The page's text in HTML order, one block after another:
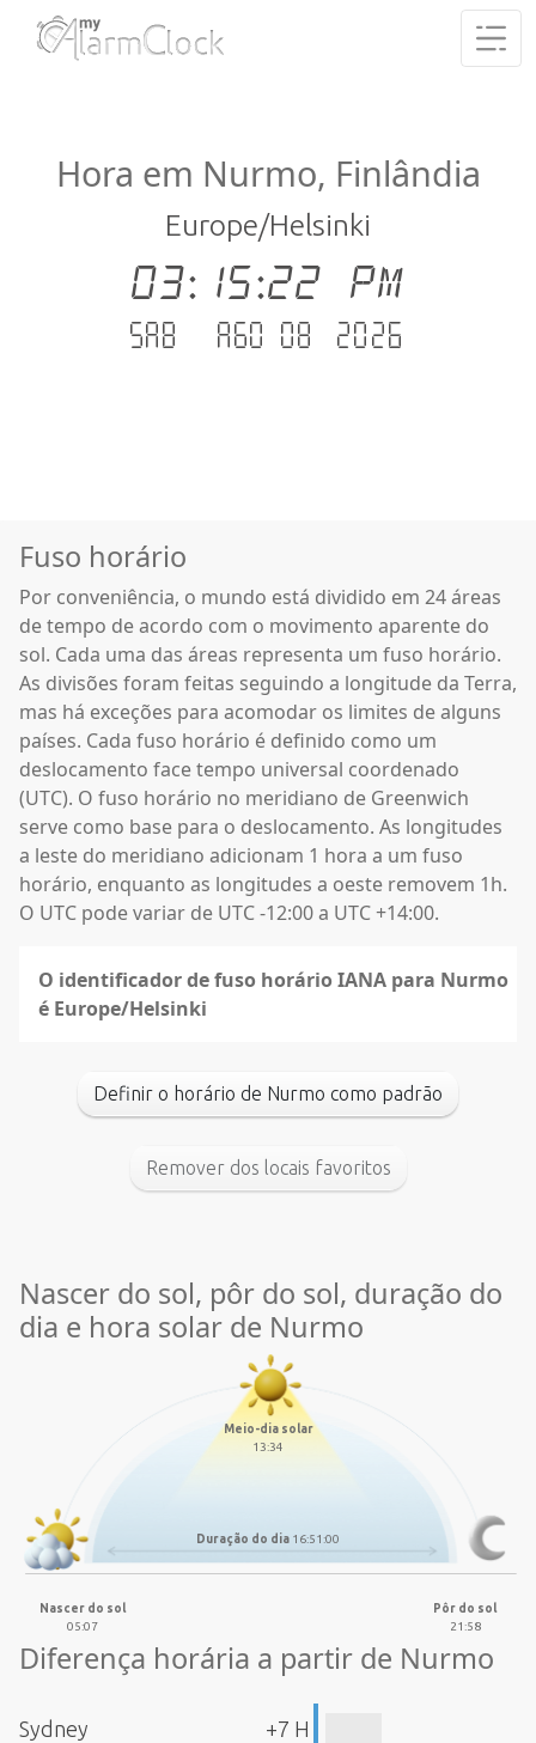
Hora em Nurmo, Finlândia
Europe/Helsinki
03:15:22 PM
Sab - Ago 08 .2026
Fuso horário
Por conveniência, o mundo está dividido em 24 áreas
de tempo de acordo com o movimento aparente do
sol. Cada uma das áreas representa um fuso horário.
As divisões foram feitas seguindo a longitude da Terra,
mas há exceções para acomodar os limites de alguns
países. Cada fuso horário é definido como um
deslocamento face tempo universal coordenado
(UTC). O fuso horário no meridiano de Greenwich
serve como base para o deslocamento. As longitudes
a leste do meridiano adicionam 1 hora a um fuso
horário, enquanto as longitudes a oeste removem 1h.
O UTC pode variar de UTC -12:00 a UTC +14:00.
O identificador de fuso horário IANA para Nurmo
é Europe/Helsinki
Definir o horário de Nurmo como padrão
Remover dos locais favoritos
Nascer do sol, pôr do sol, duração do
dia e hora solar de Nurmo
Meio-dia solar
13:34
Duração do dia 16:51:00
Nascer do sol
05:07
Pôr do sol
21:58
Diferença horária a partir de Nurmo
Sydney +7 H